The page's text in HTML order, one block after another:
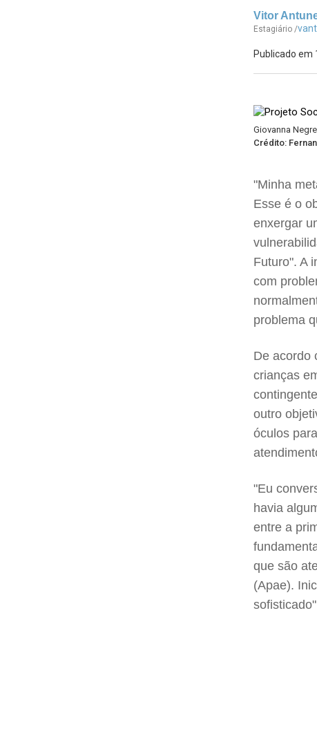
Vitor
Estagiário /
Publicado em
Giovanna
Crédito:
"Minha
Esse é o
enxergar
Futuro". A
com
problema
De acordo
crianças
outro
óculos
"Eu
havia
entre a
que são
(Apae).